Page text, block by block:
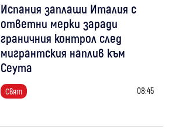
Испания заплаши Италия с
ответни мерки заради
граничния контрол след
мигрантския наплив към
Сеута
Свят 08:45